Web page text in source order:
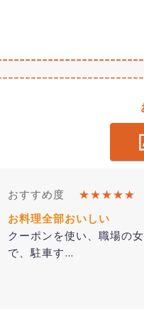
おすすめ度 ★★★★★
お料理全部おいしい
クーポンを使い、職場の
で、駐車す…